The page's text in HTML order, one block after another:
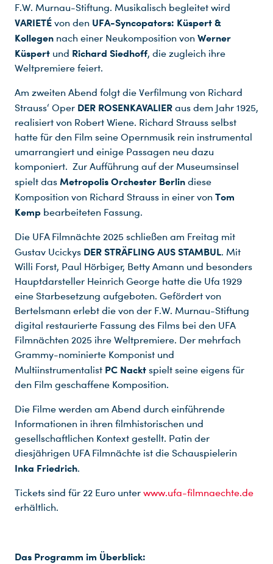
F.W. Murnau-Stiftung. Musikalisch begleitet wird
VARIETÉ von den UFA-Syncopators: Küspert &
Kollegen nach einer Neukomposition von Werner
Küspert und Richard Siedhoff, die zugleich ihre
Weltpremiere feiert.
Am zweiten Abend folgt die Verfilmung von Richard
Strauss‘ Oper DER ROSENKAVALIER aus dem Jahr 1925,
realisiert von Robert Wiene. Richard Strauss selbst
hatte für den Film seine Opernmusik rein instrumental
umarrangiert und einige Passagen neu dazu
komponiert. Zur Aufführung auf der Museumsinsel
spielt das Metropolis Orchester Berlin diese
Komposition von Richard Strauss in einer von Tom
Kemp bearbeiteten Fassung.
Die UFA Filmnächte 2025 schließen am Freitag mit
Gustav Ucickys DER STRÄFLING AUS STAMBUL. Mit
Willi Forst, Paul Hörbiger, Betty Amann und besonders
Hauptdarsteller Heinrich George hatte die Ufa 1929
eine Starbesetzung aufgeboten. Gefördert von
Bertelsmann erlebt die von der F.W. Murnau-Stiftung
digital restaurierte Fassung des Films bei den UFA
Filmnächten 2025 ihre Weltpremiere. Der mehrfach
Grammy-nominierte Komponist und
Multiinstrumentalist PC Nackt spielt seine eigens für
den Film geschaffene Komposition.
Die Filme werden am Abend durch einführende
Informationen in ihren filmhistorischen und
gesellschaftlichen Kontext gestellt. Patin der
diesjährigen UFA Filmnächte ist die Schauspielerin
Inka Friedrich.
Tickets sind für 22 Euro unter www.ufa-filmnaechte.de
erhältlich.
Das Programm im Überblick: